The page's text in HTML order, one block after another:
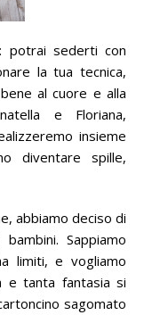
potrai sederti con
la tua tecnica,
al cuore e alla
e Floriana,
insieme
diventare spille,
abbiamo deciso di
Sappiamo
limiti, e vogliamo
e tanta fantasia si
sagomato